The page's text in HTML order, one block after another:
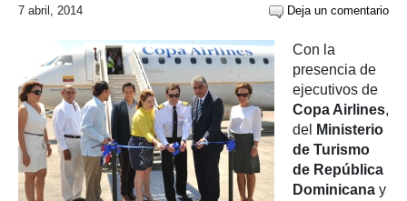
7 abril, 2014 Deja un comentario
Con la
presencia de
ejecutivos de
Copa Airlines,
del
Ministerio
de Turismo
de República
Dominicana y